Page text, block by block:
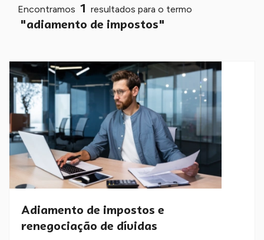
Encontramos 1 resultados para o termo
"adiamento de impostos"
Adiamento de impostos e
renegociação de dívidas